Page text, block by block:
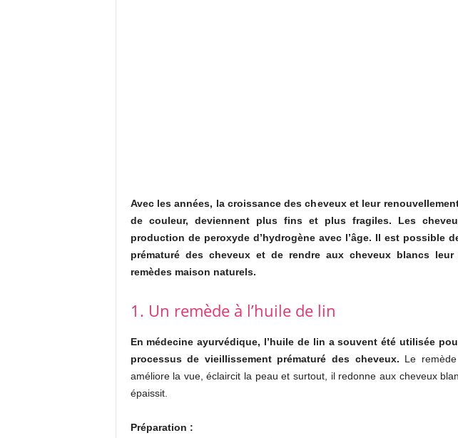
Avec les années, la croissance des cheveux et leur
de couleur, deviennent plus fins et plus fragiles. Les
production de peroxyde d’hydrogène avec l’âge. Il est possible
prématuré des cheveux et de rendre aux cheveux blancs
remèdes maison naturels.
1. Un remède à l’huile de lin
En médecine ayurvédique, l’huile de lin a souvent été utilisée
processus de vieillissement prématuré des cheveux. Le
améliore la vue, éclaircit la peau et surtout, il redonne aux cheveux
épaissit.
Préparation :